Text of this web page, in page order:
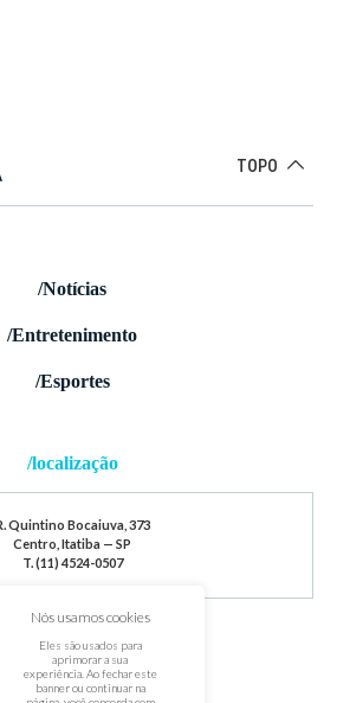
TOPO
/Notícias
/Entretenimento
/Esportes
/localização
Quintino Bocaiuva, 373
Centro, Itatiba — SP
T. (11) 4524-0507
sociais
Nós usamos cookies
Eles são usados para
aprimorar a sua
experiência. Ao fechar este
banner ou continuar na